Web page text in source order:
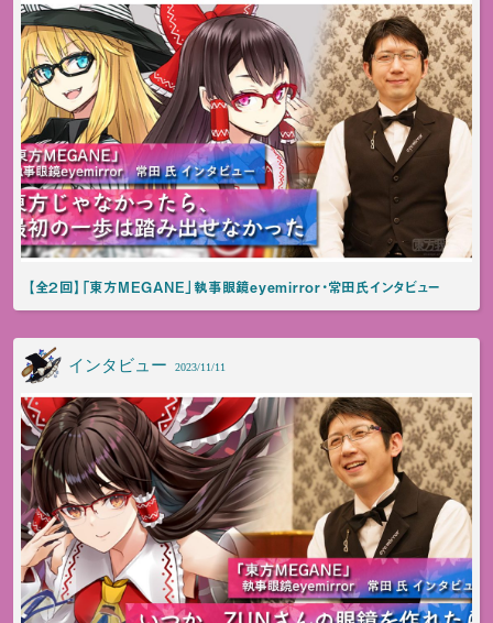
【全２回】「東方MEGANE」執事眼鏡eyemirror・常田氏インタビュー
インタビュー 2023/11/11